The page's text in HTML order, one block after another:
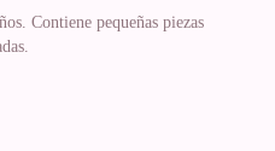
Contiene pequeñas piezas